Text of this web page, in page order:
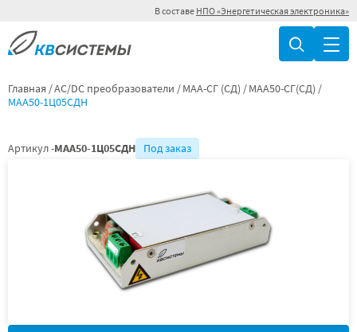
В составе НПО «Энергетическая электроника»
Главная AC/DC преобразователи МАА-СГ (СД)
МАА50-СГ(СД)
МАА50-1Ц05СДН
Артикул -МАА50-1Ц05СДН Под заказ